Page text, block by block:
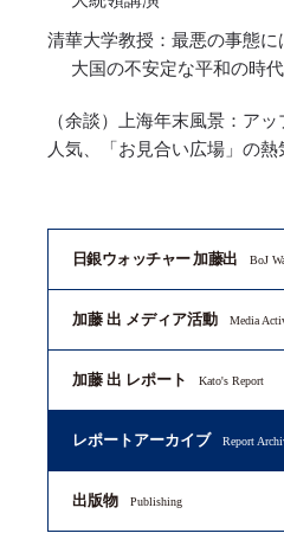
清華大学教授：最悪の事態
大国の不安定な平和の時代
（余談）上海年末風景：ア
人気、「お見合い広場」の熱
日銀ウォッチャー 加藤出 BoJ
加藤 出 メディア活動 Media
加藤 出 レポート Kato's Report
レポートアーカイブ Report
出版物 Publishing